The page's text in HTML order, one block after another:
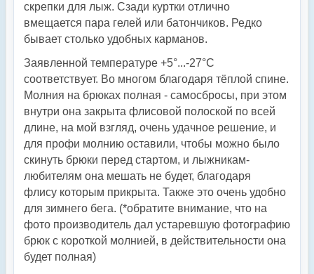
скрепки для лыж. Сзади куртки отлично
вмещается пара гелей или батончиков. Редко
бывает столько удобных карманов.
Заявленной температуре +5°...-27°С
соответствует. Во многом благодаря тёплой спине.
Молния на брюках полная - самосбросы, при этом
внутри она закрыта флисовой полоской по всей
длине, на мой взгляд, очень удачное решение, и
для профи молнию оставили, чтобы можно было
скинуть брюки перед стартом, и лыжникам-
любителям она мешать не будет, благодаря
флису которым прикрыта. Также это очень удобно
для зимнего бега. (*обратите внимание, что на
фото производитель дал устаревшую фотографию
брюк с короткой молнией, в действительности она
будет полная)